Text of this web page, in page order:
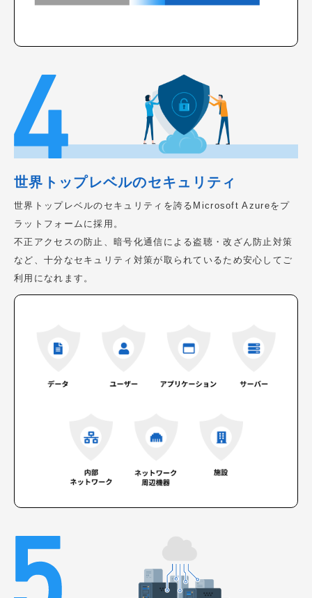
世界トップレベルのセキュリティ
世界トップレベルのセキュリティを誇るMicrosoft Azureをプ
ラットフォームに採用。
不正アクセスの防止、暗号化通信による盗聴・改ざん防止対策
など、十分なセキュリティ対策が取られているため安心してご
利用になれます。